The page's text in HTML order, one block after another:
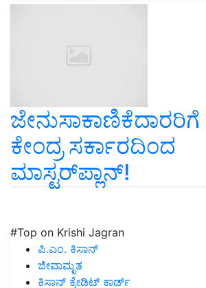
ಕೇಂದ್ರ ಸರ್ಕಾರದಿಂದ
ಮಾಸ್ಟರ್‌ಪ್ಲಾನ್‌!
#Top on Krishi Jagran
ಪಿ.ಎಂ. ಕಿಸಾನ್
ಜೀವಾಮೃತ
ಕಿಸಾನ್ ಕ್ರೇಡಿಟ್ ಕಾರ್ಡ್